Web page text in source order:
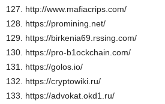
127. http://www.mafiacrips.com/
128. https://promining.net/
129. https://birkenia69.rssing.com/
130. https://pro-b1ockchain.com/
131. https://golos.io/
132. https://cryptowiki.ru/
133. https://advokat.okd1.ru/